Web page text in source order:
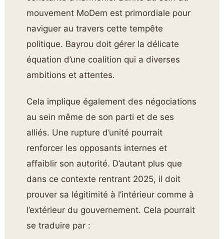
mouvement MoDem est primordiale pour
naviguer au travers cette tempête
politique. Bayrou doit gérer la délicate
équation d’une coalition qui a diverses
ambitions et attentes.
Cela implique également des négociations
au sein même de son parti et de ses
alliés. Une rupture d’unité pourrait
renforcer les opposants internes et
affaiblir son autorité. D’autant plus que
dans ce contexte rentrant 2025, il doit
prouver sa légitimité à l’intérieur comme à
l’extérieur du gouvernement. Cela pourrait
se traduire par :